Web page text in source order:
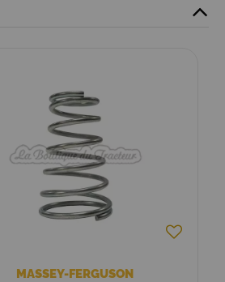
MASSEY-FERGUSON